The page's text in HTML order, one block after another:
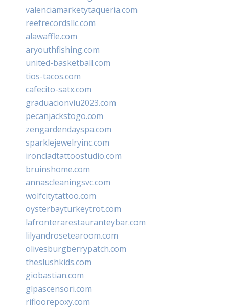
valenciamarketytaqueria.com
reefrecordsllc.com
alawaffle.com
aryouthfishing.com
united-basketball.com
tios-tacos.com
cafecito-satx.com
graduacionviu2023.com
pecanjackstogo.com
zengardendayspa.com
sparklejewelryinc.com
ironcladtattoostudio.com
bruinshome.com
annascleaningsvc.com
wolfcitytattoo.com
oysterbayturkeytrot.com
lafronterarestauranteybar.com
lilyandrosetearoom.com
olivesburgberrypatch.com
theslushkids.com
giobastian.com
glpascensori.com
rifloorepoxy.com